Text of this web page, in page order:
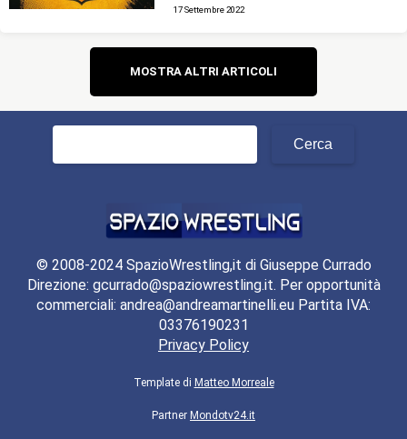
17 Settembre 2022
Navigazione
articoli
MOSTRA ALTRI ARTICOLI
Ricerca
© 2008-2024 SpazioWrestling,it di Giuseppe Currado
Direzione: gcurrado@spaziowrestling.it. Per opportunità
commerciali: andrea@andreamartinelli.eu Partita IVA:
03376190231
Privacy Policy
Template di Matteo Morreale
Partner Mondotv24.it